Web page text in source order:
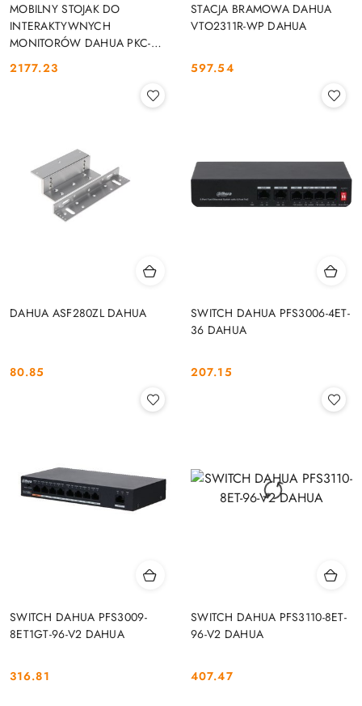
MOBILNY STOJAK DO
INTERAKTYWNYCH
MONITORÓW DAHUA PKC-
MS0B DAHUA
Cena:
2177.23
STACJA BRAMOWA DAHUA
VTO2311R-WP DAHUA
Cena:
597.54
DAHUA ASF280ZL DAHUA
Cena:
80.85
SWITCH DAHUA PFS3006-4ET-
36 DAHUA
Cena:
207.15
SWITCH DAHUA PFS3009-
8ET1GT-96-V2 DAHUA
Cena:
316.81
SWITCH DAHUA PFS3110-8ET-
96-V2 DAHUA
Cena:
407.47